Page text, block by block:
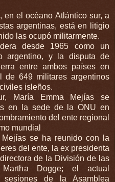
en el océano Atlántico sur, a
argentinas, está en litigio
las ocupó militarmente.
desde 1965 como un
argentino, y la disputa de
entre ambos países en
de 649 militares argentinos
isleños.
María Emma Mejías se
en la sede de la ONU en
del ente regional
mundial
se ha reunido con la
del ente, la ex presidenta
de la División de las
Dogge; el actual
de la Asamblea